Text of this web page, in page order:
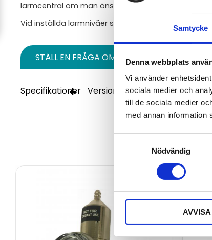
Samtycke
Denna webbplats
Vi använder
sociala medier och
till de sociala medier
med annan information
Nödvändig
AVVISA
larmcentral om man önskar koppla ihop flera
Vid inställda larmnivåer så drar reläutgångarna.
STÄLL EN FRÅGA OM PRODUKTEN
Specifikationer Versioner